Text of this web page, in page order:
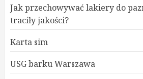
Jak przechowywać lakiery do
traciły jakości?
Karta sim
USG barku Warszawa